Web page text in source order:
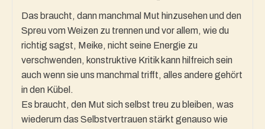
Das braucht, dann manchmal Mut hinzusehen und den
Spreu vom Weizen zu trennen und vor allem, wie du
richtig sagst, Meike, nicht seine Energie zu
verschwenden, konstruktive Kritik kann hilfreich sein
auch wenn sie uns manchmal trifft, alles andere gehört
in den Kübel.
Es braucht, den Mut sich selbst treu zu bleiben, was
wiederum das Selbstvertrauen stärkt genauso wie